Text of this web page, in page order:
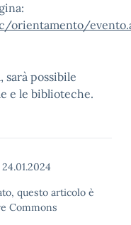
possibile
e le biblioteche.
24.01.2024
questo articolo è
Commons